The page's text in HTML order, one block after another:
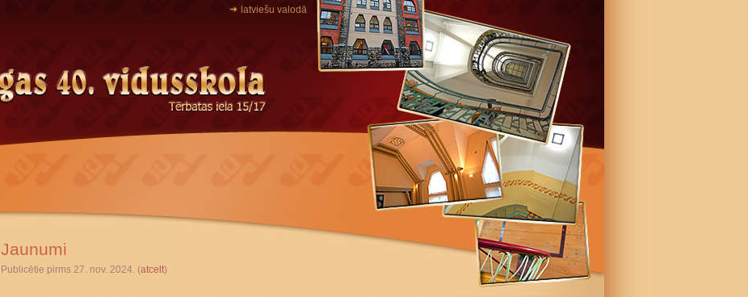
latviešu valodā
Jaunumi
Publicētie pirms 27. nov. 2024. (atcelt)